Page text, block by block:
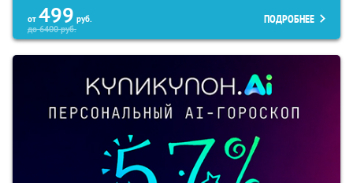
от 499 руб.
до6400руб.
ПОДРОБНЕЕ